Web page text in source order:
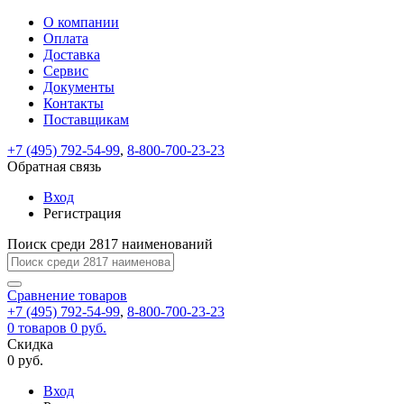
ВходРегистрация
test@example.com
отправлена
по
ней
завершения
регистрации.
Ок
Запомнить
меня
Забыли
Восстановление
пароля
Заполните
форму.
Мы
отправим
ссылку
указанный
электронный
перейдя
по
которой
вы
задать
На
вашу
почту
test@test.ru
ссылка.
Перейдите
по
для
смены
пароля.
Введите
новый
пароль
Сменить
Пароль
успешно
восстановлен
Обратная
связь
Сообщение
пользовательского
сообщение
успешно
отправлено.
О компании
Оплата
Доставка
Сервис
Документы
Контакты
Поставщикам
+7 (495) 792-54-99, 8-800-700-23-23
Обратная связь
Вход
Регистрация
Поиск среди 2817 наименований
Сравнение товаров
+7 (495) 792-54-99, 8-800-700-23-23
0 товаров 0 руб.
Скидка
0 руб.
Вход